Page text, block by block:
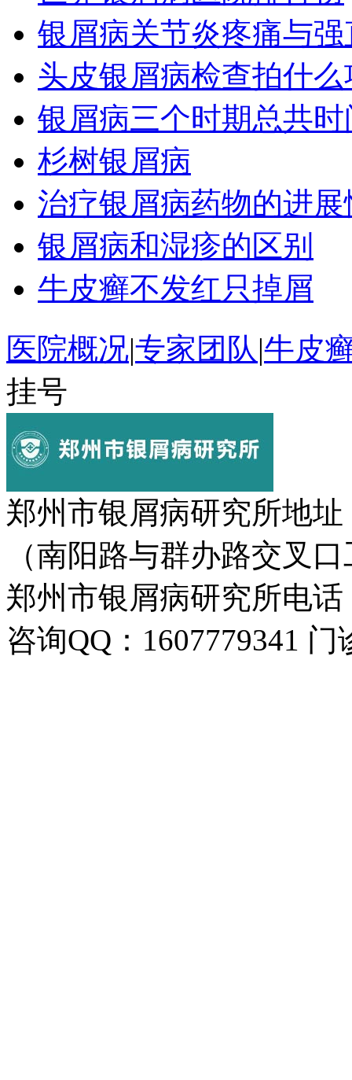
银屑病关节炎疼痛与强
头皮银屑病检查拍什么
银屑病三个时期总共时
杉树银屑病
治疗银屑病药物的进展
银屑病和湿疹的区别
牛皮癣不发红只掉屑
医院概况|专家团队 |牛皮
挂号
郑州市银屑病研究所地
（南阳路与群办路交叉
郑州市银屑病研究所电话
咨询QQ：1607779341